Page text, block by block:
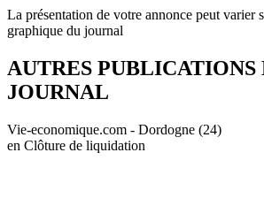
La présentation de votre annonce peut varier
graphique du journal
AUTRES PUBLICATIONS
JOURNAL
Vie-economique.com - Dordogne (24)
en Clôture de liquidation